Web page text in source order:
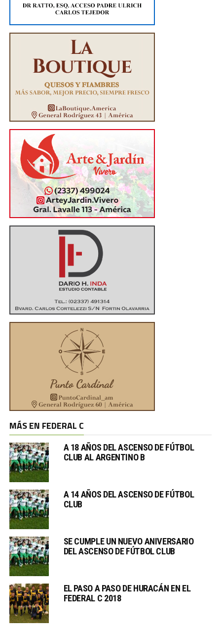
MÁS EN FEDERAL C
A 18 AÑOS DEL ASCENSO DE FÚTBOL
CLUB AL ARGENTINO B
A 14 AÑOS DEL ASCENSO DE FÚTBOL
CLUB
SE CUMPLE UN NUEVO ANIVERSARIO
DEL ASCENSO DE FÚTBOL CLUB
EL PASO A PASO DE HURACÁN EN EL
FEDERAL C 2018